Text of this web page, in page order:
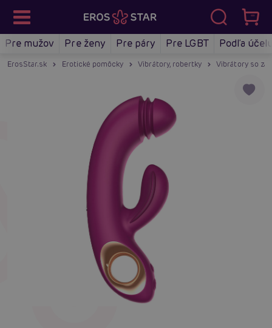
Pre mužov Pre ženy Pre páry Pre LGBT Podľa
ErosStar.sk Erotické pomôcky Vibrátory, robertky Vibrátory so